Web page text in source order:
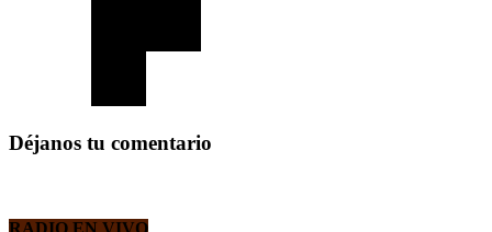
Déjanos tu comentario
RADIO EN VIVO